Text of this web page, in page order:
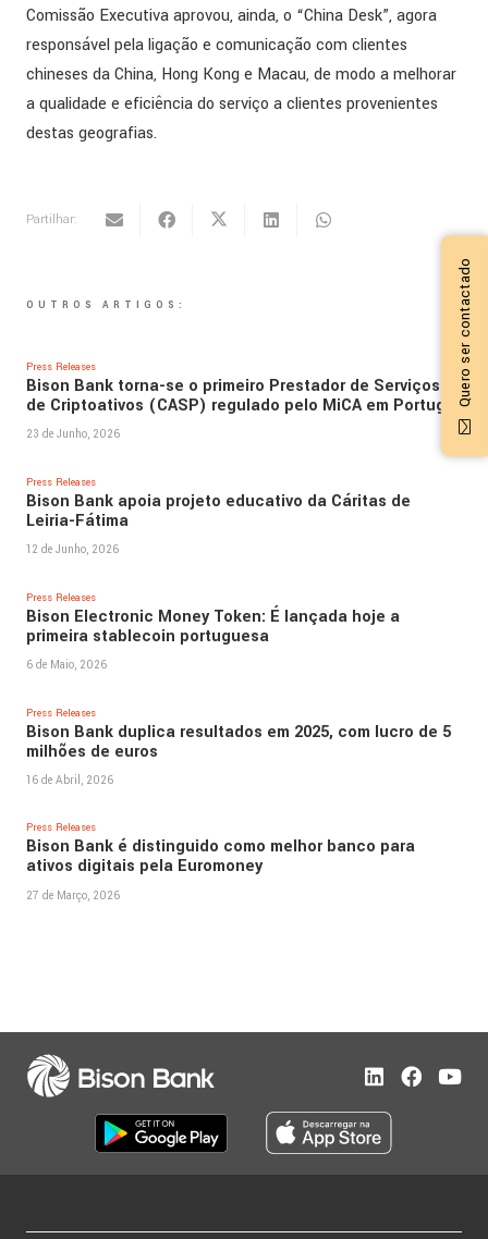
Comissão Executiva aprovou, ainda, o “China Desk”, agora
responsável pela ligação e comunicação com clientes
chineses da China, Hong Kong e Macau, de modo a melhorar
a qualidade e eficiência do serviço a clientes provenientes
destas geografias.
Partilhar:
OUTROS ARTIGOS:
Press Releases
Bison Bank torna-se o primeiro Prestador de Serviços
de Criptoativos (CASP) regulado pelo MiCA em Portugal
23 de Junho, 2026
Press Releases
Bison Bank apoia projeto educativo da Cáritas de
Leiria-Fátima
12 de Junho, 2026
Press Releases
Bison Electronic Money Token: É lançada hoje a
primeira stablecoin portuguesa
6 de Maio, 2026
Press Releases
Bison Bank duplica resultados em 2025, com lucro de 5
milhões de euros
16 de Abril, 2026
Press Releases
Bison Bank é distinguido como melhor banco para
ativos digitais pela Euromoney
27 de Março, 2026
Quero ser contactado